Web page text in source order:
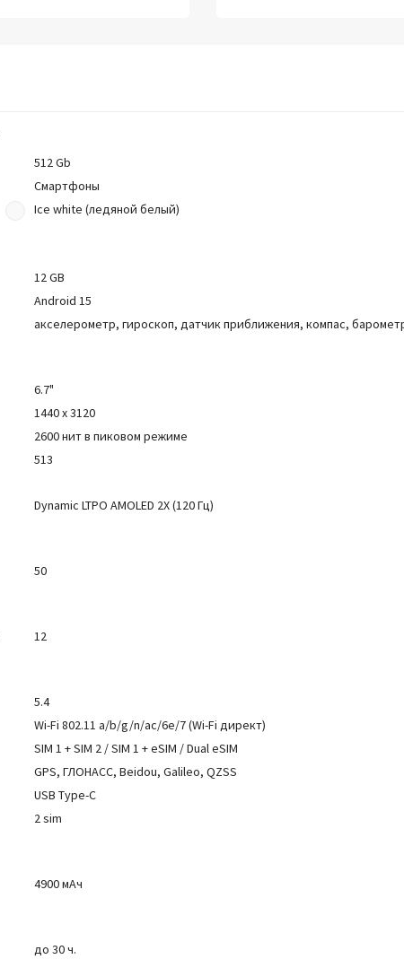
512 Gb
Смартфоны
Ice white (ледяной белый)
12 GB
Android 15
акселерометр, гироскоп, датчик приближения, компас,
6.7"
1440 x 3120
2600 нит в пиковом режиме
513
Dynamic LTPO AMOLED 2X (120 Гц)
50
12
5.4
Wi-Fi 802.11 a/b/g/n/ac/6e/7 (Wi-Fi директ)
SIM 1 + SIM 2 / SIM 1 + eSIM / Dual eSIM
GPS, ГЛОНАСС, Beidou, Galileo, QZSS
USB Type-C
2 sim
4900 мАч
до 30 ч.